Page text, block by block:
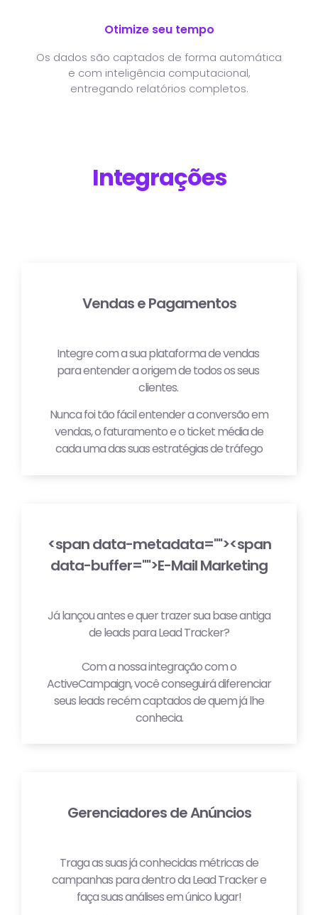
Otimize seu tempo
Os dados são captados de forma automática
e com inteligência computacional,
entregando relatórios completos.
Integrações
Vendas e Pagamentos
Integre com a sua plataforma de vendas
para entender a origem de todos os seus
clientes.
Nunca foi tão fácil entender a conversão em
vendas, o faturamento e o ticket média de
cada uma das suas estratégias de tráfego
<span data-metadata=""><span
data-buffer="">E-Mail Marketing
Já lançou antes e quer trazer sua base antiga
de leads para Lead Tracker?
Com a nossa integração com o
ActiveCampaign, você conseguirá diferenciar
seus leads recém captados de quem já lhe
conhecia.
Gerenciadores de Anúncios
Traga as suas já conhecidas métricas de
campanhas para dentro da Lead Tracker e
faça suas análises em único lugar!